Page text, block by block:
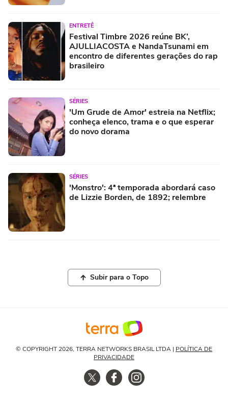
ENTRETÊ
Festival Timbre 2026 reúne BK’,
AJULLIACOSTA e NandaTsunami em
encontro de diferentes gerações do rap
brasileiro
SÉRIES
'Um Grude de Amor' estreia na Netflix;
conheça elenco, trama e o que esperar
do novo dorama
SÉRIES
'Monstro': 4ª temporada abordará caso
de Lizzie Borden, de 1892; relembre
Subir para o Topo
© COPYRIGHT 2026, TERRA NETWORKS BRASIL LTDA | POLÍTICA DE
PRIVACIDADE